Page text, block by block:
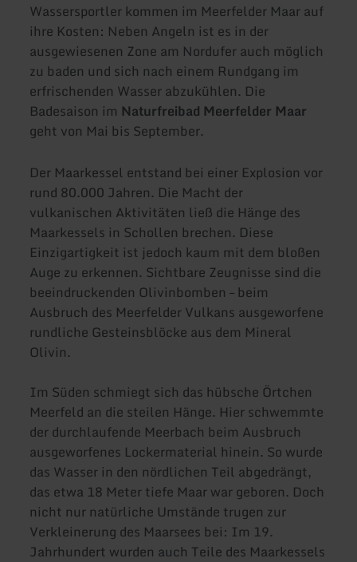
Wassersportler kommen im Meerfelder Maar auf
ihre Kosten: Neben Angeln ist es in der
ausgewiesenen Zone am Nordufer auch möglich
zu baden und sich nach einem Rundgang im
erfrischenden Wasser abzukühlen. Die
Badesaison im Naturfreibad Meerfelder Maar
geht von Mai bis September.
Der Maarkessel entstand bei einer Explosion vor
rund 80.000 Jahren. Die Macht der
vulkanischen Aktivitäten ließ die Hänge des
Maarkessels in Schollen brechen. Diese
Einzigartigkeit ist jedoch kaum mit dem bloßen
Auge zu erkennen. Sichtbare Zeugnisse sind die
beeindruckenden Olivinbomben – beim
Ausbruch des Meerfelder Vulkans ausgeworfene
rundliche Gesteinsblöcke aus dem Mineral
Olivin.
Im Süden schmiegt sich das hübsche Örtchen
Meerfeld an die steilen Hänge. Hier schwemmte
der durchlaufende Meerbach beim Ausbruch
ausgeworfenes Lockermaterial hinein. So wurde
das Wasser in den nördlichen Teil abgedrängt,
das etwa 18 Meter tiefe Maar war geboren. Doch
nicht nur natürliche Umstände trugen zur
Verkleinerung des Maarsees bei: Im 19.
Jahrhundert wurden auch Teile des Maarkessels